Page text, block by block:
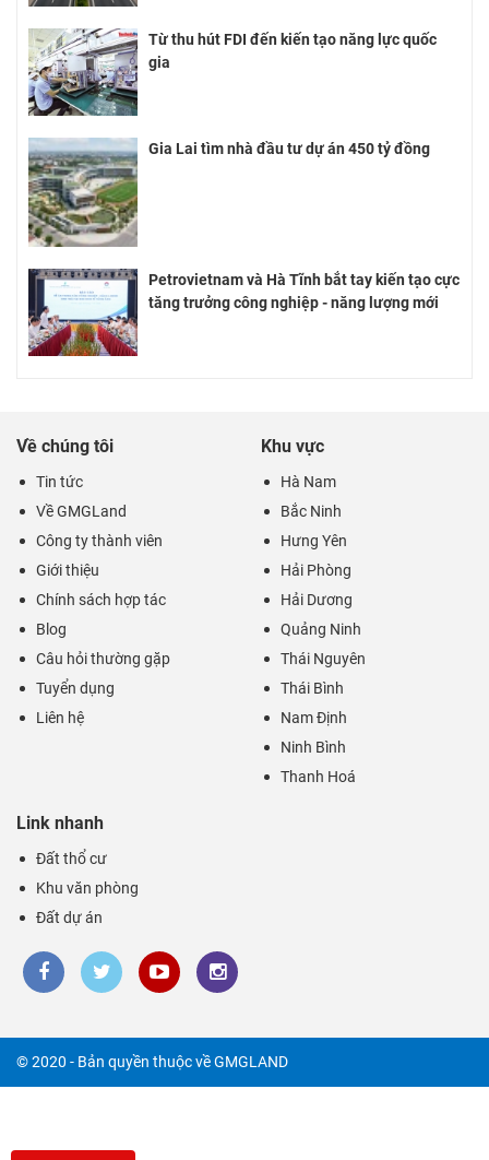
Từ thu hút FDI đến kiến tạo năng lực quốc
gia
Gia Lai tìm nhà đầu tư dự án 450 tỷ đồng
Petrovietnam và Hà Tĩnh bắt tay kiến tạo cực
tăng trưởng công nghiệp - năng lượng mới
Về chúng tôi
Tin tức
Về GMGLand
Công ty thành viên
Giới thiệu
Chính sách hợp tác
Blog
Câu hỏi thường gặp
Tuyển dụng
Liên hệ
Khu vực
Hà Nam
Bắc Ninh
Hưng Yên
Hải Phòng
Hải Dương
Quảng Ninh
Thái Nguyên
Thái Bình
Nam Định
Ninh Bình
Thanh Hoá
Link nhanh
Đất thổ cư
Khu văn phòng
Đất dự án
© 2020 - Bản quyền thuộc về GMGLAND